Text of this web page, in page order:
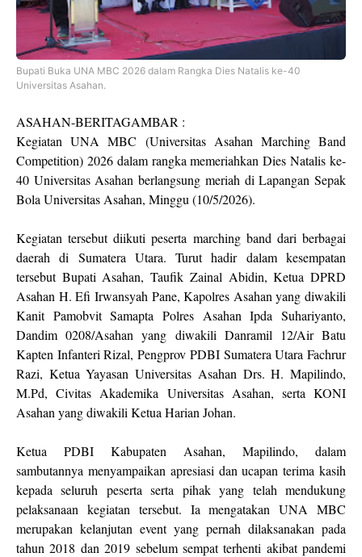
Bupati Buka UNA MBC 2026 dalam Rangka Dies Natalis ke-40
Universitas Asahan.
ASAHAN-BERITAGAMBAR :
Kegiatan UNA MBC (Universitas Asahan Marching Band
Competition) 2026 dalam rangka memeriahkan Dies Natalis ke-
40 Universitas Asahan berlangsung meriah di Lapangan Sepak
Bola Universitas Asahan, Minggu (10/5/2026).
Kegiatan tersebut diikuti peserta marching band dari berbagai
daerah di Sumatera Utara. Turut hadir dalam kesempatan
tersebut Bupati Asahan, Taufik Zainal Abidin, Ketua DPRD
Asahan H. Efi Irwansyah Pane, Kapolres Asahan yang diwakili
Kanit Pamobvit Samapta Polres Asahan Ipda Suhariyanto,
Dandim 0208/Asahan yang diwakili Danramil 12/Air Batu
Kapten Infanteri Rizal, Pengprov PDBI Sumatera Utara Fachrur
Razi, Ketua Yayasan Universitas Asahan Drs. H. Mapilindo,
M.Pd, Civitas Akademika Universitas Asahan, serta KONI
Asahan yang diwakili Ketua Harian Johan.
Ketua PDBI Kabupaten Asahan, Mapilindo, dalam
sambutannya menyampaikan apresiasi dan ucapan terima kasih
kepada seluruh peserta serta pihak yang telah mendukung
pelaksanaan kegiatan tersebut. Ia mengatakan UNA MBC
merupakan kelanjutan event yang pernah dilaksanakan pada
tahun 2018 dan 2019 sebelum sempat terhenti akibat pandemi